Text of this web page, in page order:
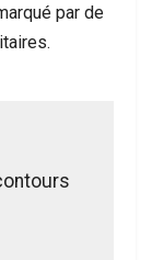
par de